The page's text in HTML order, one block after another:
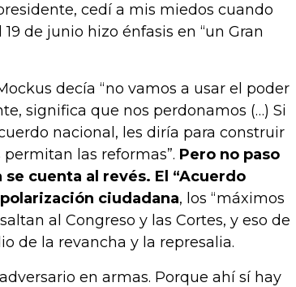
cedí a mis miedos cuando
de junio hizo énfasis en “un Gran
decía “no vamos a usar el poder
significa que nos perdonamos (…) Si
nacional, les diría para construir
las reformas”. Pero no paso
cuenta al revés. El “Acuerdo
ciudadana, los “máximos
al Congreso y las Cortes, y eso de
de la revancha y la represalia.
en armas. Porque ahí sí hay